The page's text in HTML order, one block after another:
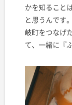
かを知ること
と思うんです
岐町をつなげ
て、一緒に『